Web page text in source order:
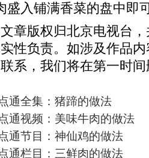
入铺满香菜的盘中即
章版权归北京电视台
性负责。如涉及作品
系，我们将在第一时
通全集：猪蹄的做法
通视频：美味牛肉的做法
通节目：神仙鸡的做法
通栏目：三鲜肉的做法